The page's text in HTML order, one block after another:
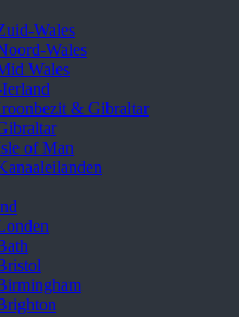
Wales
Wales
Wales
& Gibraltar
of Man